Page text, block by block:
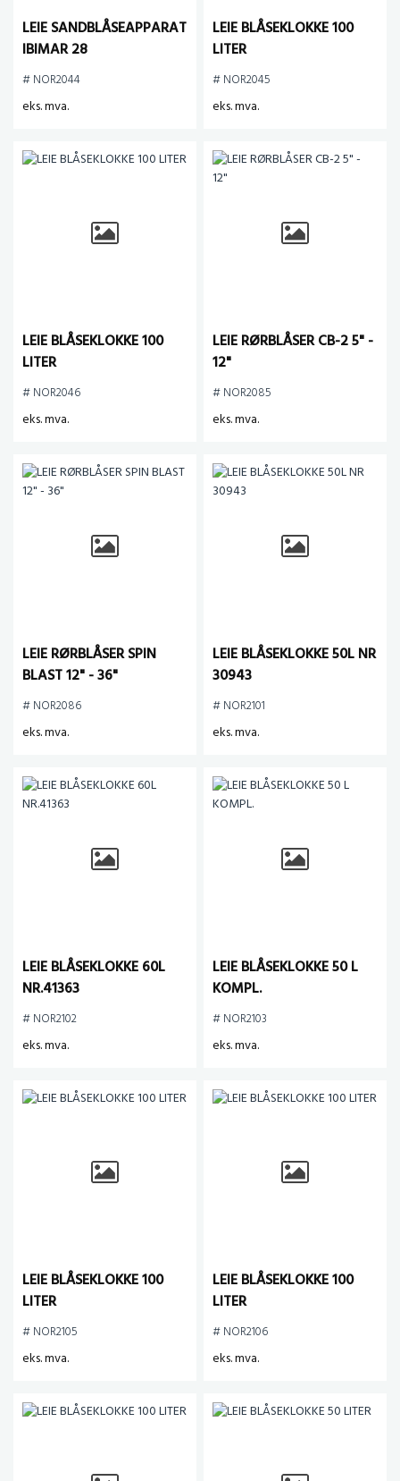
LEIE SANDBLÅSEAPPARAT
IBIMAR 28
# NOR2044
eks. mva.
LEIE BLÅSEKLOKKE 100
LITER
# NOR2045
eks. mva.
LEIE BLÅSEKLOKKE 100
LITER
# NOR2046
eks. mva.
LEIE RØRBLÅSER CB-2 5" -
12"
# NOR2085
eks. mva.
LEIE RØRBLÅSER SPIN
BLAST 12" - 36"
# NOR2086
eks. mva.
LEIE BLÅSEKLOKKE 50L NR
30943
# NOR2101
eks. mva.
LEIE BLÅSEKLOKKE 60L
NR.41363
# NOR2102
eks. mva.
LEIE BLÅSEKLOKKE 50 L
KOMPL.
# NOR2103
eks. mva.
LEIE BLÅSEKLOKKE 100
LITER
# NOR2105
eks. mva.
LEIE BLÅSEKLOKKE 100
LITER
# NOR2106
eks. mva.